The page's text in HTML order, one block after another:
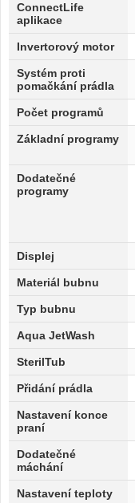
ConnectLife
aplikace
Invertorový motor
Systém proti
pomačkání prádla
Počet programů
Základní programy
Dodatečné
programy
Displej
Materiál bubnu
Typ bubnu
Aqua JetWash
SterilTub
Přidání prádla
Nastavení konce
praní
Dodatečné
máchání
Nastavení teploty